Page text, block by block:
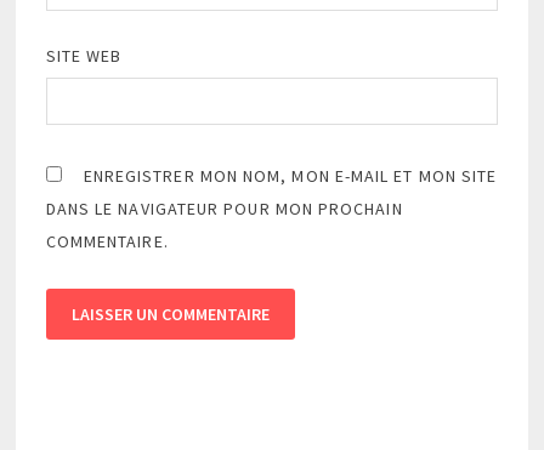
SITE WEB
ENREGISTRER MON NOM, MON E-MAIL ET MON SITE
DANS LE NAVIGATEUR POUR MON PROCHAIN
COMMENTAIRE.